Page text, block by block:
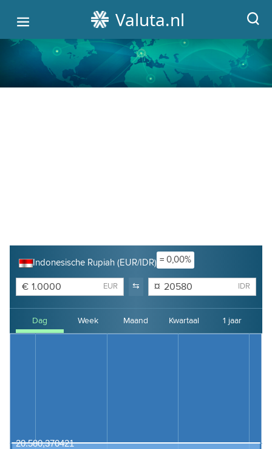
Valuta.nl
ALLE WISSELKOERSEN
Indonesische Rupiah (EUR/IDR) = 0,00%
€ EUR ⇆ ¤ IDR
Dag Week Maand Kwartaal 1 jaar
20.580,370421